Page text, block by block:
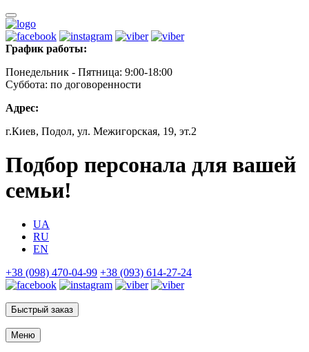
График работы:
Понедельник - Пятница: 9:00-18:00
Суббота: по договоренности
Адрес:
г.Киев, Подол, ул. Межигорская, 19, эт.2
Подбор персонала для вашей
семьи!
UA
RU
EN
+38 (098) 470-04-99 +38 (093) 614-27-24
Быстрый заказ
Меню